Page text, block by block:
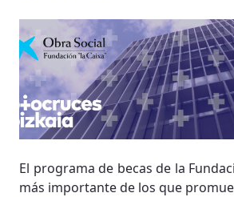
El programa de becas de la
más importante de los que